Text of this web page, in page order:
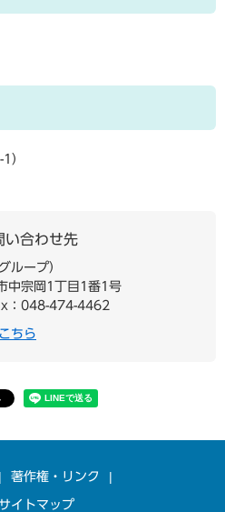
）
い合わせ先
ループ
中宗岡1丁目1番1号
：048-474-4462
ちら
著作権・リンク
サイトマップ